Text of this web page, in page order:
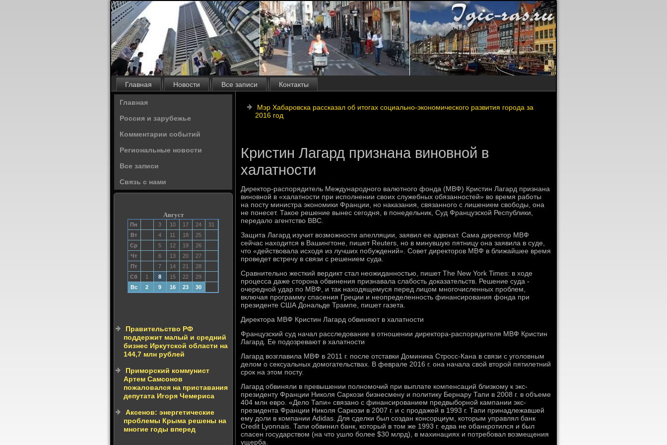
Главная Новости Все записи Контакты
Главная
Россия и зарубежье
Комментарии событий
Региональные новости
Все записи
Связь с нами
Август
Пн 3 10 17 24
31
Вт
4 11 18
25
Ср
5 12 19
26
Чт
6 13 20
27
Пт
7 14 21
28
Сб
1 8 15 22
29
Вс
2 9 16 23 30
Правительство РФ
поддержит малый и средний
бизнес Иркутской области на
144,7 млн рублей
Приморский коммунист
Артем Самсонов
пожаловался на приставания
депутата Игоря Чемериса
Аксенов: энергетические
проблемы Крыма решены на
многие годы вперед
Мэр Хабаровска рассказал об итогах социально-экономического развития города за
2016 год
Кристин Лагард признана виновной в
халатности
Директор-распорядитель Международного валютного фонда (МВФ) Кристин Лагард признана
виновной в «халатности при исполнении своих служебных обязанностей» во время работы
на посту министра экономики Франции, но наказания, связанного с лишением свободы, она
не понесет. Такое решение вынес сегодня, в понедельник, Суд Французской Республики,
передало агентство BBC.
Защита Лагард изучит возможности апелляции, заявил ее адвокат. Сама директор МВФ
сейчас находится в Вашингтоне, пишет Reuters, но в минувшую пятницу она заявила в суде,
что «действовала исходя из лучших побуждений». Совет директоров МВФ в ближайшее время
проведет встречу в связи с решением суда.
Сравнительно жесткий вердикт стал неожиданностью, пишет The New York Times: в ходе
процесса даже сторона обвинения признавала слабость доказательств. Решение суда -
очередной удар по МВФ, и так находящемуся перед лицом многочисленных проблем,
включая программу спасения Греции и неопределенность финансирования фонда при
президенте США Дональде Трампе, пишет газета.
Директора МВФ Кристин Лагард обвиняют в халатности
Французский суд начал расследование в отношении директора-распорядителя МВФ Кристин
Лагард. Ее подозревают в халатности
Лагард возглавила МВФ в 2011 г. после отставки Доминика Стросс-Кана в связи с уголовным
делом о сексуальных домогательствах. В феврале 2016 г. она начала свой второй пятилетний
срок на этом посту.
Лагард обвиняли в превышении полномочий при выплате компенсаций близкому к экс-
президенту Франции Николя Саркози бизнесмену и политику Бернару Тапи в 2008 г. в объеме
404 млн евро. «Дело Тапи» связано с финансированием предвыборной кампании экс-
президента Франции Николя Саркози в 2007 г. и с продажей в 1993 г. Тапи принадлежавшей
ему доли в компании Adidas. Для сделки был создан консорциум, которым управлял банк
Credit Lyonnais. Тапи обвинил банк, который в том же 1993 г. едва не обанкротился и был
спасен государством (на что ушло более $30 млрд), в махинациях и потребовал возмещения
ущерба.